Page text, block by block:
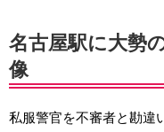
名古屋駅に大勢
像
私服警官を不審者と勘違